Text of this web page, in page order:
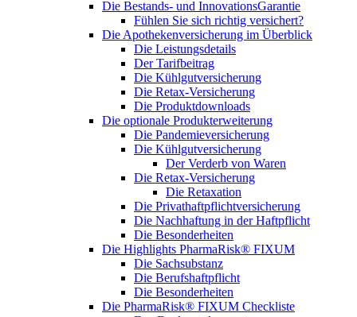
Die Bestands- und InnovationsGarantie
Fühlen Sie sich richtig versichert?
Die Apothekenversicherung im Überblick
Die Leistungsdetails
Der Tarifbeitrag
Die Kühlgutversicherung
Die Retax-Versicherung
Die Produktdownloads
Die optionale Produkterweiterung
Die Pandemieversicherung
Die Kühlgutversicherung
Der Verderb von Waren
Die Retax-Versicherung
Die Retaxation
Die Privathaftpflichtversicherung
Die Nachhaftung in der Haftpflicht
Die Besonderheiten
Die Highlights PharmaRisk® FIXUM
Die Sachsubstanz
Die Berufshaftpflicht
Die Besonderheiten
Die PharmaRisk® FIXUM Checkliste